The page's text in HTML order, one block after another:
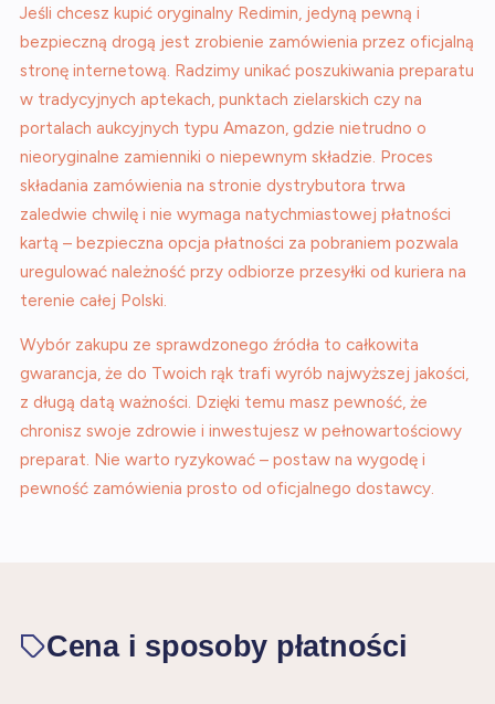
Jeśli chcesz kupić oryginalny Redimin, jedyną pewną i
bezpieczną drogą jest zrobienie zamówienia przez oficjalną
stronę internetową. Radzimy unikać poszukiwania preparatu
w tradycyjnych aptekach, punktach zielarskich czy na
portalach aukcyjnych typu Amazon, gdzie nietrudno o
nieoryginalne zamienniki o niepewnym składzie. Proces
składania zamówienia na stronie dystrybutora trwa
zaledwie chwilę i nie wymaga natychmiastowej płatności
kartą – bezpieczna opcja płatności za pobraniem pozwala
uregulować należność przy odbiorze przesyłki od kuriera na
terenie całej Polski.
Wybór zakupu ze sprawdzonego źródła to całkowita
gwarancja, że do Twoich rąk trafi wyrób najwyższej jakości,
z długą datą ważności. Dzięki temu masz pewność, że
chronisz swoje zdrowie i inwestujesz w pełnowartościowy
preparat. Nie warto ryzykować – postaw na wygodę i
pewność zamówienia prosto od oficjalnego dostawcy.
Cena i sposoby płatności